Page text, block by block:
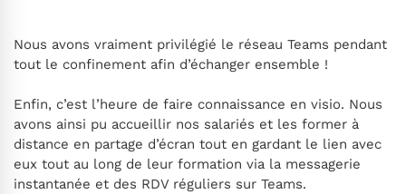
Nous avons vraiment privilégié le réseau Teams pendant
tout le confinement afin d’échanger ensemble !
Enfin, c’est l’heure de faire connaissance en visio. Nous
avons ainsi pu accueillir nos salariés et les former à
distance en partage d’écran tout en gardant le lien avec
eux tout au long de leur formation via la messagerie
instantanée et des RDV réguliers sur Teams.